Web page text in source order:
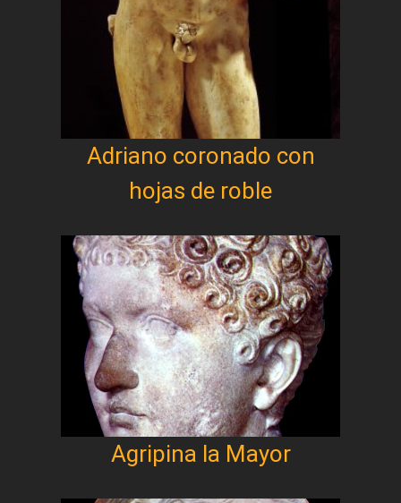
Adriano coronado con
hojas de roble
Agripina la Mayor